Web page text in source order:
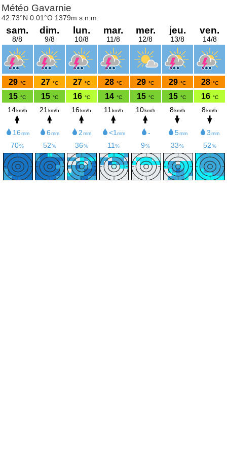
Météo Gavarnie
42.73°N 0.01°O 1379m s.n.m.
sam.
8/8
29 °C
15 °C
14km/h
16mm
70%
dim.
9/8
27 °C
15 °C
21 km/h
6mm
52%
lun.
10/8
27 °C
16 °C
16km/h
2 mm
36%
mar.
11/8
28 °C
14 °C
11 km/h
<1 mm
11%
mer.
12/8
29 °C
15 °C
10km/h
-
9%
jeu.
13/8
29 °C
15 °C
8km/h
5mm
33 %
ven.
14/8
28 °C
16 °C
8km/h
3mm
52%